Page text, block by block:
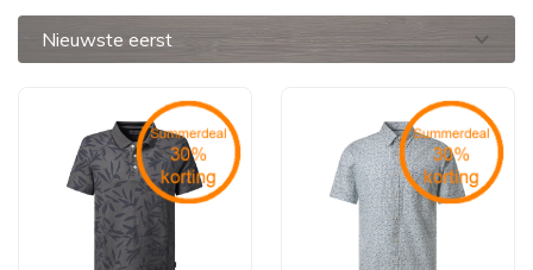
Nieuwste eerst expand_more